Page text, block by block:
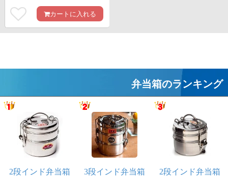
ト 焚き火とキャンプの
直火調理にもカートに入れる
弁当箱のランキング
2段インド弁当箱
3段インド弁当箱
2段インド弁当箱